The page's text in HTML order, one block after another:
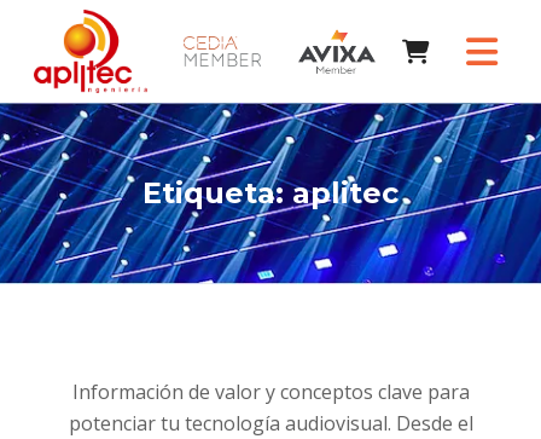
Etiqueta:aplitec
Información de valor y conceptos clave para
potenciar tu tecnología audiovisual. Desde el